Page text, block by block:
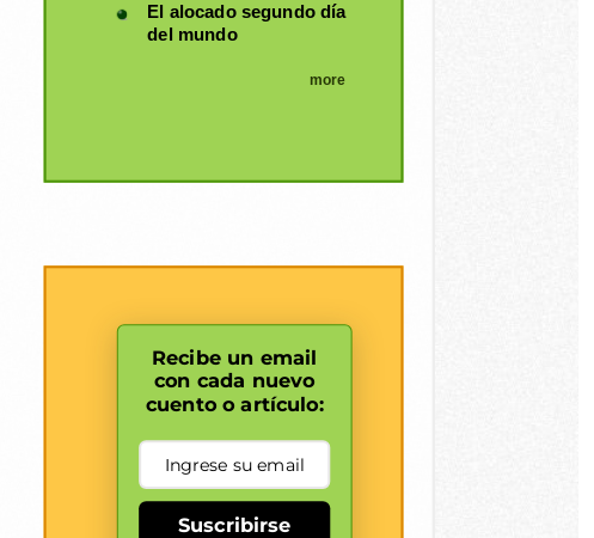
El alocado segundo día
del mundo
more
Recibe un email
con cada nuevo
cuento o artículo:
Suscribirse